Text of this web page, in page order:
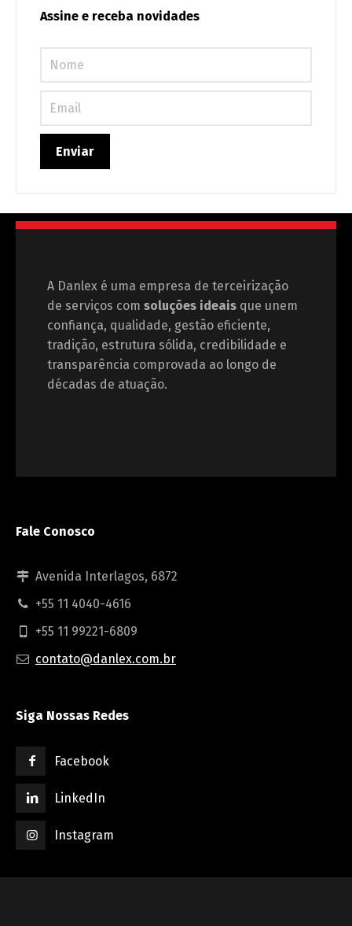
Assine e receba novidades
A Danlex é uma empresa de terceirização
de serviços com soluções ideais que unem
confiança, qualidade, gestão eficiente,
tradição, estrutura sólida, credibilidade e
transparência comprovada ao longo de
décadas de atuação.
Fale Conosco
Avenida Interlagos, 6872
+55 11 4040-4616
+55 11 99221-6809
contato@danlex.com.br
Siga Nossas Redes
Facebook
LinkedIn
Instagram